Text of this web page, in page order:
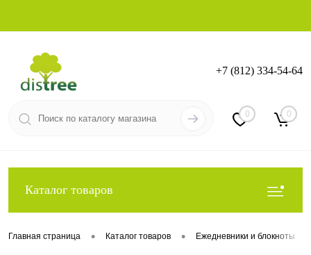
Вход Регистрация
+7 (812) 334-54-64
0 0
Каталог товаров
Главная страница • Каталог товаров • Ежедневники и блокноты